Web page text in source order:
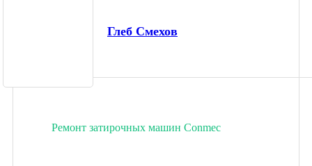
Глеб Смехов
Ремонт затирочных машин Conmec